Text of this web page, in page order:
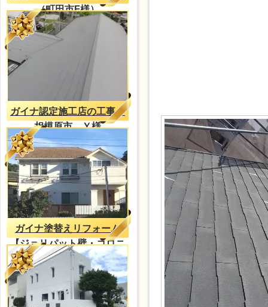
（町田市F様）
ガイナ認定施工店の工事
相模原市 Ｙ様
ガイナ塗替えリフォーム
【ジョリパット壁・コロニ
アル屋根】